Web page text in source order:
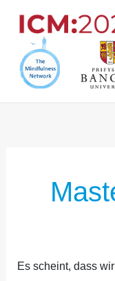
Inhalt
springen
Es scheint, dass